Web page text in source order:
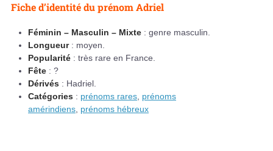
Fiche d’identité du prénom Adriel
Féminin – Masculin – Mixte : genre masculin.
Longueur: moyen.
Popularité : très rare en France.
Fête : ?
Dérivés : Hadriel.
Catégories : prénoms rares prénoms
amérindiens prénoms hébreux